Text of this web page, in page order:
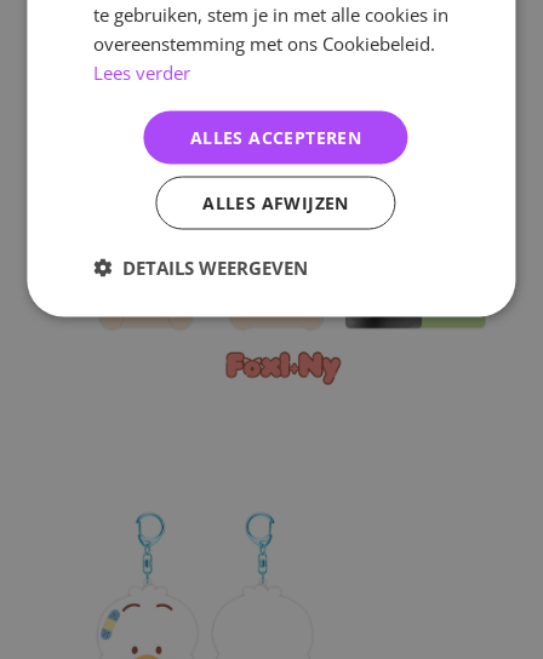
te gebruiken, stem je in met alle cookies in
overeenstemming met ons Cookiebeleid.
Lees verder
ALLES ACCEPTEREN
ALLES AFWIJZEN
DETAILS WEERGEVEN